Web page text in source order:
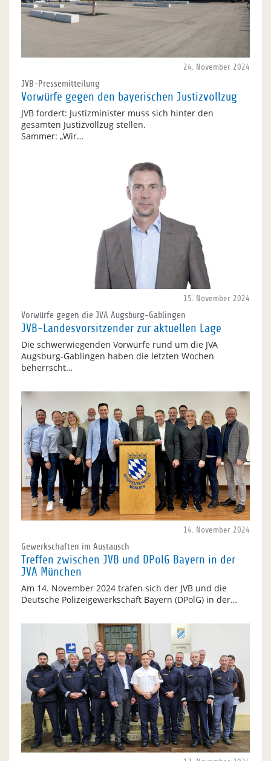
24. November 2024
JVB-Pressemitteilung
Vorwürfe gegen den bayerischen Justizvollzug
JVB fordert: Justizminister muss sich hinter den
gesamten Justizvollzug stellen.
Sammer: „Wir…
15. November 2024
Vorwürfe gegen die JVA Augsburg-Gablingen
JVB-Landesvorsitzender zur aktuellen Lage
Die schwerwiegenden Vorwürfe rund um die JVA
Augsburg-Gablingen haben die letzten Wochen
beherrscht…
14. November 2024
Gewerkschaften im Austausch
Treffen zwischen JVB und DPolG Bayern in der
JVA München
Am 14. November 2024 trafen sich der JVB und die
Deutsche Polizeigewerkschaft Bayern (DPolG) in der…